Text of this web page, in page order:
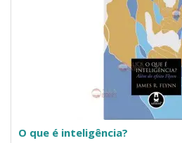
O que é inteligência?